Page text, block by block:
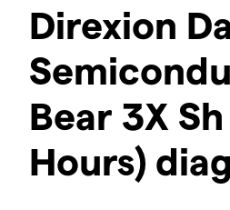
Direxion
Bear 3X
Hours)